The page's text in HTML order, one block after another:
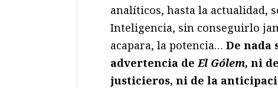
analíticos, hasta la actualidad,
Inteligencia, sin conseguirlo
acapara, la potencia… De nada
advertencia deEl Gólem, ni de
justicieros, ni de la